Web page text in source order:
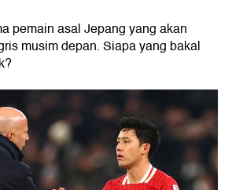
pemain asal Jepang yang akan
musim depan. Siapa yang bakal